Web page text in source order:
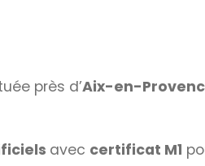
près d’Aix-en-
avec certificat M1